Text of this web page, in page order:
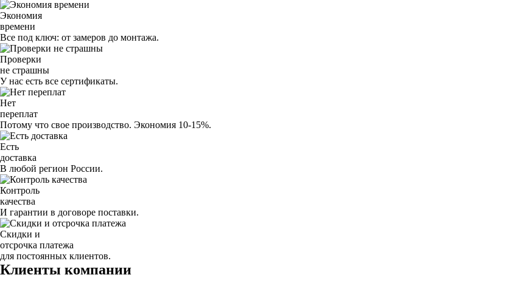
Экономия
времени
Все под ключ: от замеров до монтажа.
Проверки
не страшны
У нас есть все сертификаты.
Нет
переплат
Потому что свое производство. Экономия 10-15%.
Есть
доставка
В любой регион России.
Контроль
качества
И гарантии в договоре поставки.
Скидки и
отсрочка платежа
для постоянных клиентов.
Клиенты компании